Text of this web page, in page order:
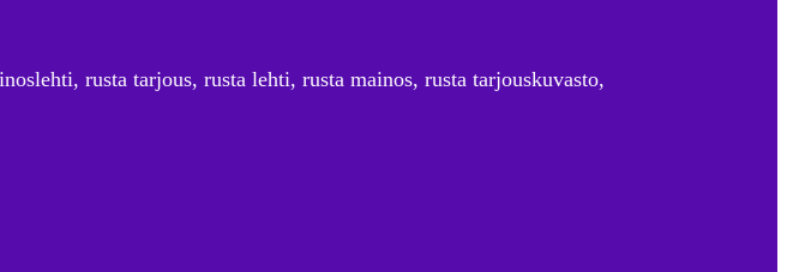
rusta tarjous, rusta lehti, rusta mainos, rusta tarjouskuvasto,